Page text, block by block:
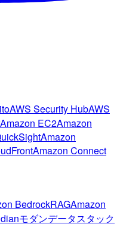
AWS Security HubAWS
Amazon EC2Amazon
Amazon
Amazon Connect
BedrockRAGAmazon
モダンデータスタック